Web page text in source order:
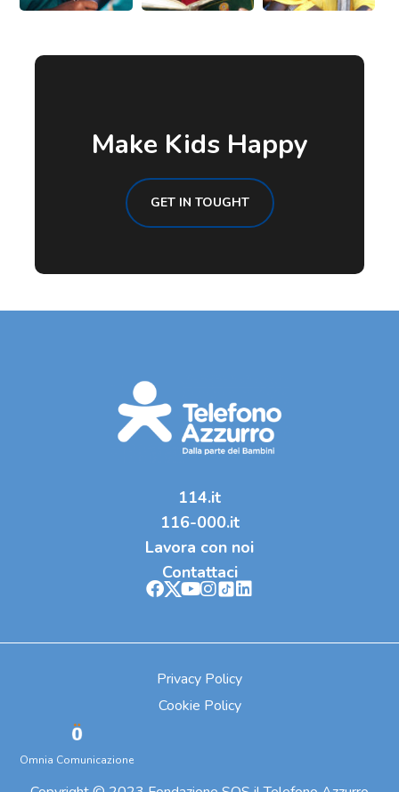
Make Kids Happy
GET IN TOUGHT
114.it
116-000.it
Lavora con noi
Contattaci
Privacy Policy
Cookie Policy
Omnia Comunicazione